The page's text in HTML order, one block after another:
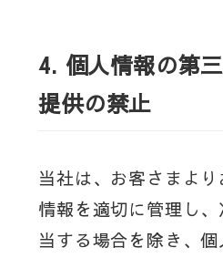
4. 個人情報の第
提供の禁止
当社は、お客さまよ
情報を適切に管理し
当する場合を除き、